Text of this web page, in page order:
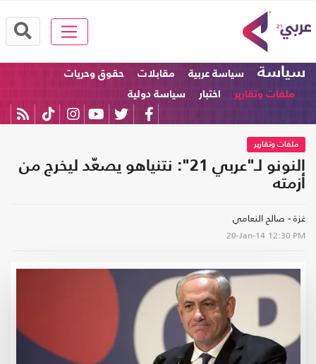
سياسة سياسة عربية مقابلات
حقوق وحريات
ملفات وتقارير
اختبار سياسة دولية
ملفات وتقارير
النونو لـ"عربي 21": نتنياهو يصعّد ليخرج من
أزمته
غزة - صالح النعامي
20-Jan-14 12:30 PM